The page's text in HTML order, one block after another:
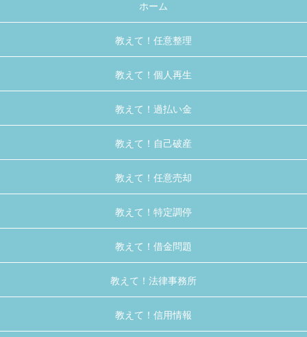
ホーム
教えて！任意整理
教えて！個人再生
教えて！過払い金
教えて！自己破産
教えて！任意売却
教えて！特定調停
教えて！借金問題
教えて！法律事務所
教えて！信用情報